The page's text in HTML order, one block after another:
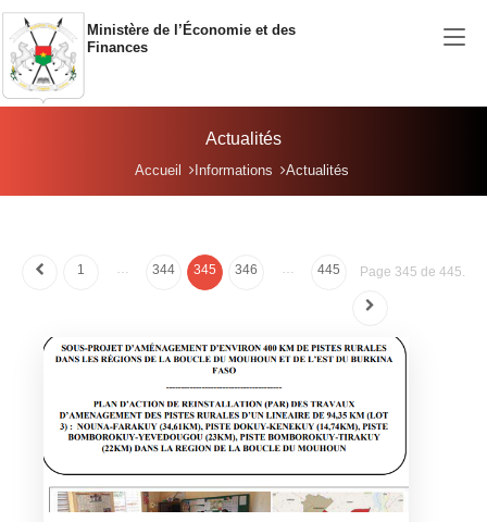
Aller au contenu principal
Ministère de l’Économie et des
Finances
Actualités
Accueil Informations Actualités
Page 345 de 445.
1 … 344 345 346 … 445